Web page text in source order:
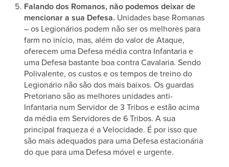
Falando dos Romanos, não podemos deixar de
mencionar a sua Defesa. Unidades base Romanas
– os Legionários podem não ser os melhores para
farm no início, mas, além do valor de Ataque,
oferecem uma Defesa média contra Infantaria e
uma Defesa bastante boa contra Cavalaria. Sendo
Polivalente, os custos e os tempos de treino do
Legionário não são dos mais baixos. Os guardas
Pretoriano são as melhores unidades anti-
Infantaria num Servidor de 3 Tribos e estão acima
da média em Servidores de 6 Tribos. A sua
principal fraqueza é a Velocidade. É por isso que
são mais adequados para uma Defesa estacionária
do que para uma Defesa móvel e urgente.